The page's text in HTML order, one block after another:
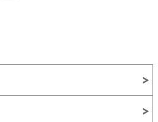
、実際は売り違いにより欠品が発
ルさせていただく場合がございま
し上げます。